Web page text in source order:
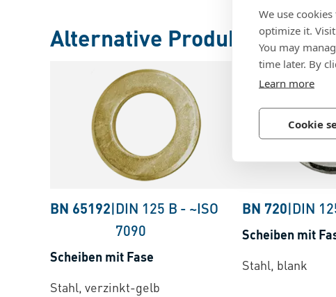
We use
optimize it.
You may
time later. By
Learn more
Cookie
Alternative Produkte
BN 65192|DIN 125 B - ~ISO
7090
Scheiben mit Fase
Stahl, verzinkt-gelb
BN 720|DIN
Scheiben mit
Stahl, blank